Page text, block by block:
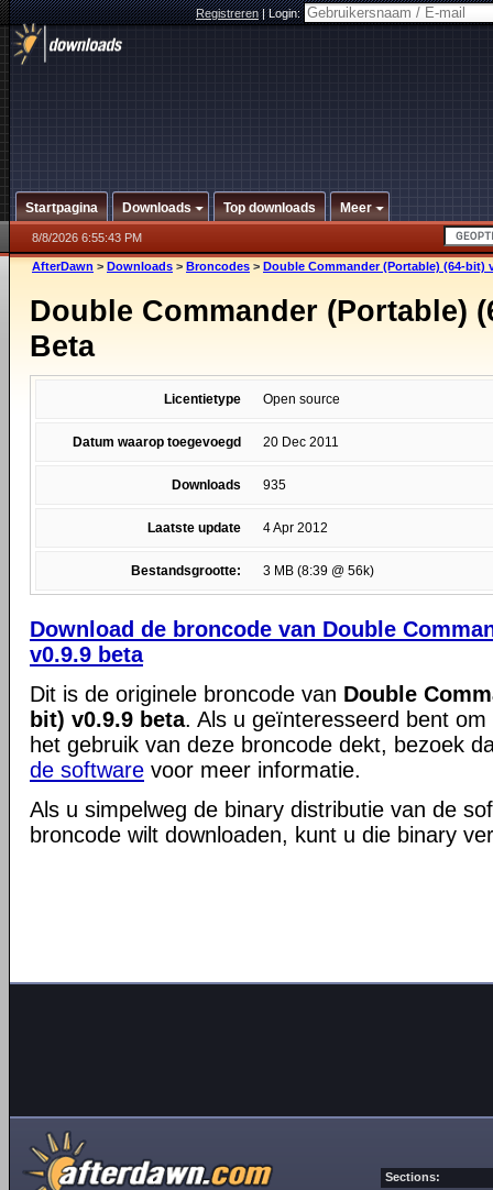
Registreren|Login:
Startpagina Downloads Top downloads Meer
8/8/2026 6:55:43 PM
AfterDawn > Downloads > Broncodes > Double Commander (Portable) (64-bit)
Double Commander (Portable)
Beta
Licentietype Open source
Datum waarop toegevoegd 20 Dec 2011
Downloads 935
Laatste update 4 Apr 2012
Bestandsgrootte: 3 MB (8:39 @ 56k)
Download de broncode van Double
v0.9.9 beta
Dit is de originele broncode van Double
bit) v0.9.9 beta. Als u geïnteresseerd bent
het gebruik van deze broncode dekt, bezoek
de software voor meer informatie.
Als u simpelweg de binary distributie van de
broncode wilt downloaden, kunt u die binary
Sections: